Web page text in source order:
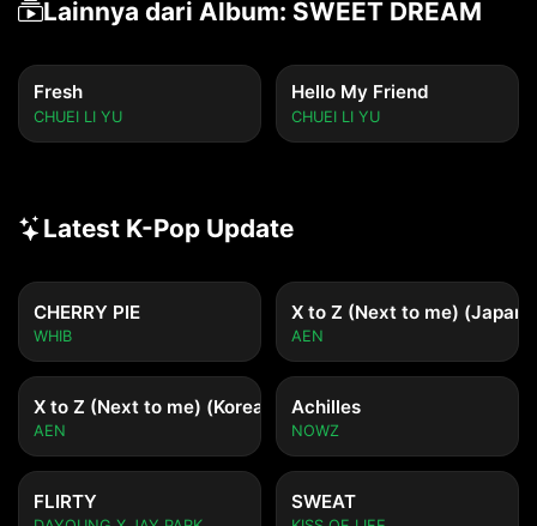
Promise you, love you, hoo-hoo
[Refrain]
My heart's all in, no fold, no exit
Sarang matji (You, you, you)
[Pre-Chorus]
Nae maeumeun dallyeoga negeman (Negeman)
Butakae, please hold on jogeumman (You)
I'll stay here with you, geokjeongeun ma (Hoo, hoo,
hoo)
Yaksokallae uri dulman
[Chorus]
Lainnya dari Album: SWEET DREAM
Fresh
CHUEI LI YU
Hello My Friend
CHUEI LI YU
Latest K-Pop Update
CHERRY PIE
WHIB
X to Z (Next to me)
AEN
X to Z (Next to me) (Korean ver.)
AEN
Achilles
NOWZ
FLIRTY SWEAT